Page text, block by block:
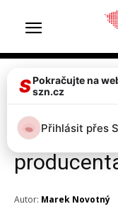
Celebrity
Leoš
minulost:
Autor: Marek Novotný
SPokračujte na
szn.cz
Přihlásit přes